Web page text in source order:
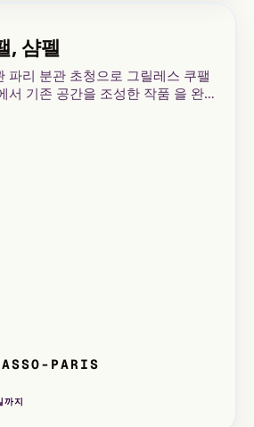
, 샴펠
파리 분관 초청으로 그릴레스 쿠팰
서 기존 공간을 조성한 작품 을 완성
PARIS
지